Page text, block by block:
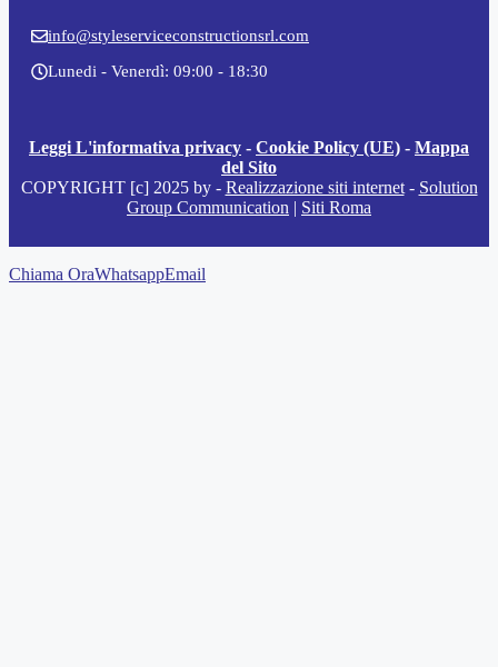
info@styleserviceconstructionsrl.com
Lunedi - Venerdì: 09:00 - 18:30
Leggi L'informativa privacy - Cookie Policy (UE) - Mappa
del Sito
COPYRIGHT [c] 2025 by - Realizzazione siti internet- Solution
Group Communication
Siti Roma
Chiama OraWhatsappEmail